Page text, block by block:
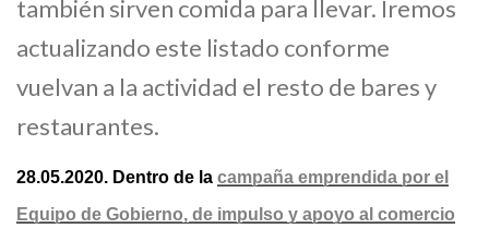
también sirven comida para llevar. Iremos
actualizando este listado conforme
vuelvan a la actividad el resto de bares y
restaurantes.
28.05.2020. Dentro de la campaña emprendida por el
Equipo de Gobierno, de impulso y apoyo al comercio